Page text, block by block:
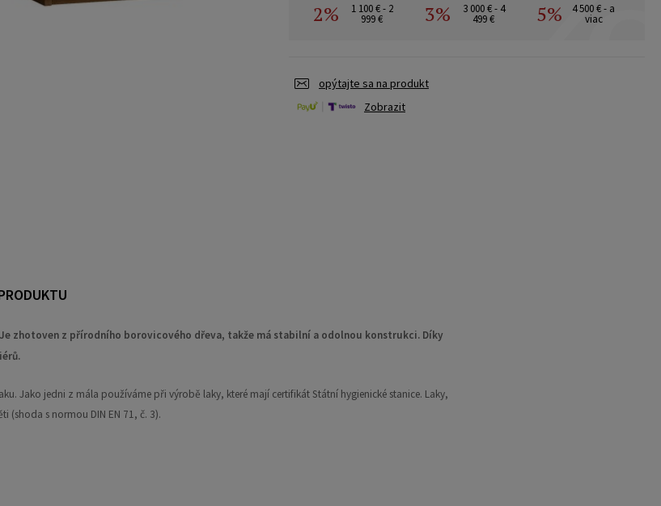
2% 1 100 € - 2
999 € 3% 3 000 € - 4
499 € 5% 4 500 € - a
viac
opýtajte sa na produkt
Zobrazit
zhotoven z přírodního borovicového dřeva, takže má stabilní a odolnou konstrukci. Díky
Jako jedni z mála používáme při výrobě laky, které mají certifikát Státní hygienické stanice. Laky,
(shoda s normou DIN EN 71, č. 3).